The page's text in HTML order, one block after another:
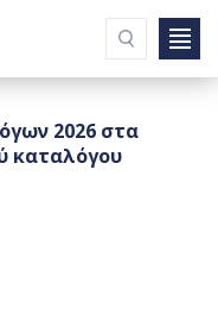
2026 στα
καταλόγου